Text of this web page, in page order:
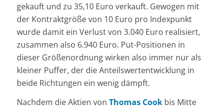
gekauft und zu 35,10 Euro verkauft. Gewogen mit
der Kontraktgröße von 10 Euro pro Indexpunkt
wurde damit ein Verlust von 3.040 Euro realisiert,
zusammen also 6.940 Euro. Put-Positionen in
dieser Größenordnung wirken also immer nur als
kleiner Puffer, der die Anteilswertentwicklung in
beide Richtungen ein wenig dämpft.
Nachdem die Aktien von Thomas Cookbis Mitte